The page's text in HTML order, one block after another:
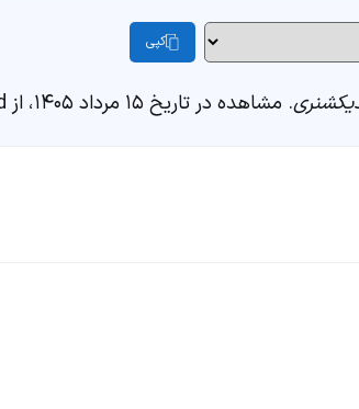
کپی
. مشاهده در تاریخ ۱۵ مرداد ۱۴۰۵، از https://fastdic.com/word/سرو زنی